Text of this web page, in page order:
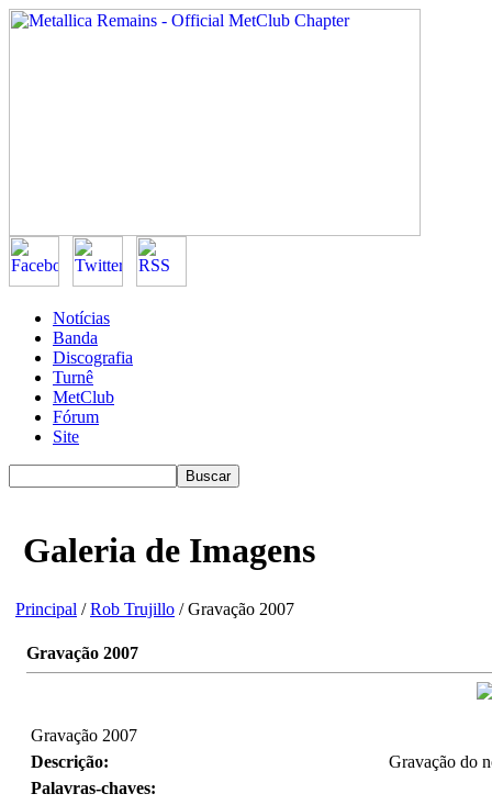
Notícias
Banda
Discografia
Turnê
MetClub
Fórum
Site
Galeria de Imagens
Principal /Rob Trujillo / Gravação 2007
Gravação 2007
Gravação 2007
Descrição:
Gravação do
Palavras-chaves: